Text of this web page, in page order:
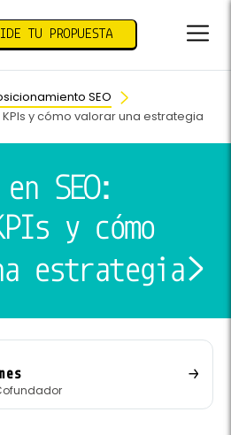
TU PROPUESTA
SEO
KPIs y cómo valorar una estrategia
SEO:
y cómo
estrategia
→